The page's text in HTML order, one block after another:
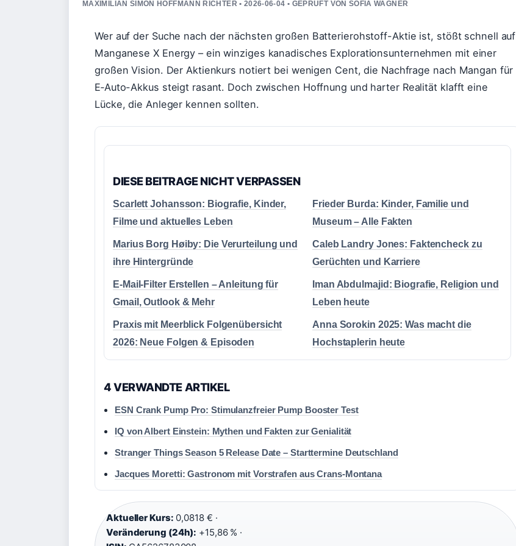
MAXIMILIAN SIMON HOFFMANN RICHTER • 2026-06-04 • GEPRUFT VON SOFIA WAGNER
Wer auf der Suche nach der nächsten großen Batterierohstoff-Aktie ist, stößt schnell auf
Manganese X Energy – ein winziges kanadisches Explorationsunternehmen mit einer
großen Vision. Der Aktienkurs notiert bei wenigen Cent, die Nachfrage nach Mangan für
E‑Auto-Akkus steigt rasant. Doch zwischen Hoffnung und harter Realität klafft eine
Lücke, die Anleger kennen sollten.
DIESE BEITRAGE NICHT VERPASSEN
Scarlett Johansson: Biografie, Kinder,
Filme und aktuelles Leben
Frieder Burda: Kinder, Familie und
Museum – Alle Fakten
Marius Borg Høiby: Die Verurteilung und
ihre Hintergründe
Caleb Landry Jones: Faktencheck zu
Gerüchten und Karriere
E-Mail-Filter Erstellen – Anleitung für
Gmail, Outlook & Mehr
Iman Abdulmajid: Biografie, Religion und
Leben heute
Praxis mit Meerblick Folgenübersicht
2026: Neue Folgen & Episoden
Anna Sorokin 2025: Was macht die
Hochstaplerin heute
4 VERWANDTE ARTIKEL
ESN Crank Pump Pro: Stimulanzfreier Pump Booster Test
IQ von Albert Einstein: Mythen und Fakten zur Genialität
Stranger Things Season 5 Release Date – Starttermine Deutschland
Jacques Moretti: Gastronom mit Vorstrafen aus Crans-Montana
Aktueller Kurs: 0,0818 € ·
Veränderung (24h): +15,86 % ·